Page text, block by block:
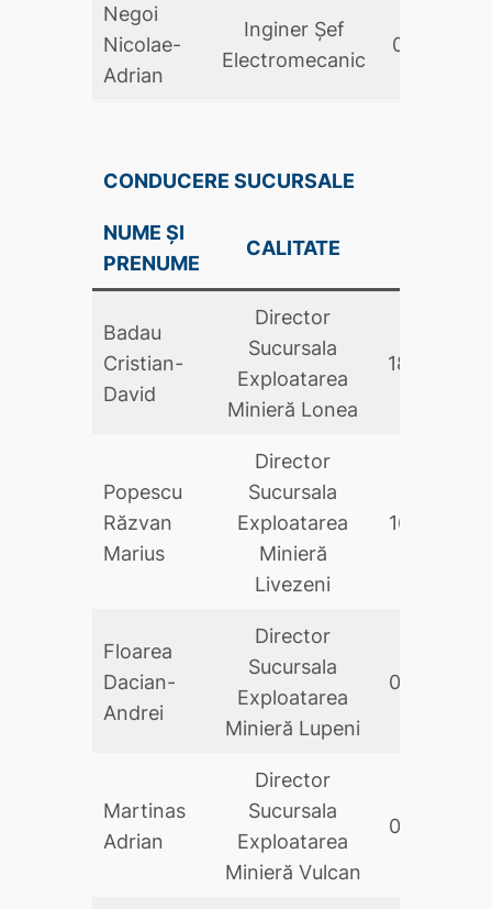
Negoi
Nicolae-
Adrian
Inginer Şef
Electromecanic
01.11.2024
CONDUCERE SUCURSALE
NUME ȘI
PRENUME
CALITATE
Badau
Cristian-
David
Director
Sucursala
Exploatarea
Minieră Lonea
18.06.2024
Popescu
Răzvan
Marius
Director
Sucursala
Exploatarea
Minieră
Livezeni
16.03.2026
Floarea
Dacian-
Andrei
Director
Sucursala
Exploatarea
Minieră Lupeni
05.10.2023
Martinas
Adrian
Director
Sucursala
Exploatarea
Minieră Vulcan
05.10.2023